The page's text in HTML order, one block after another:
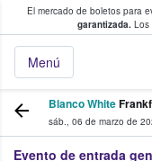
El mercado de boletos para
garantizada. Los
Menú
fans
Blanco White
sáb., 06 de marzo de
Evento de entrada